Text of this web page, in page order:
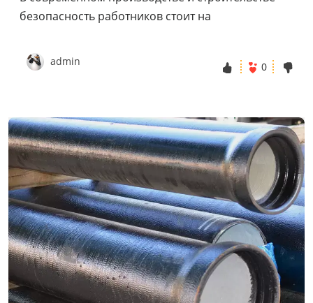
безопасность работников стоит на
admin 0